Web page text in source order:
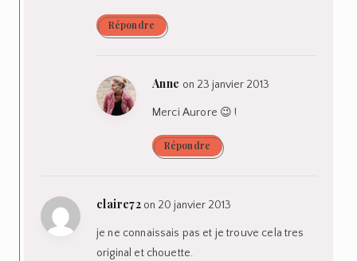
Répondre
Anne on 23 janvier 2013
Merci Aurore 😉 !
Répondre
claire72 on 20 janvier 2013
je ne connaissais pas et je trouve cela tres
original et chouette.